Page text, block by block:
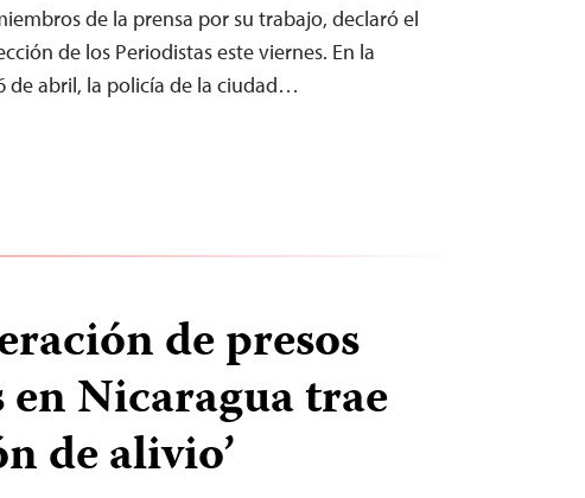
de la prensa por su trabajo, declaró el
de los Periodistas este viernes. En la
de abril, la policía de la ciudad…
de presos
Nicaragua trae
de alivio’